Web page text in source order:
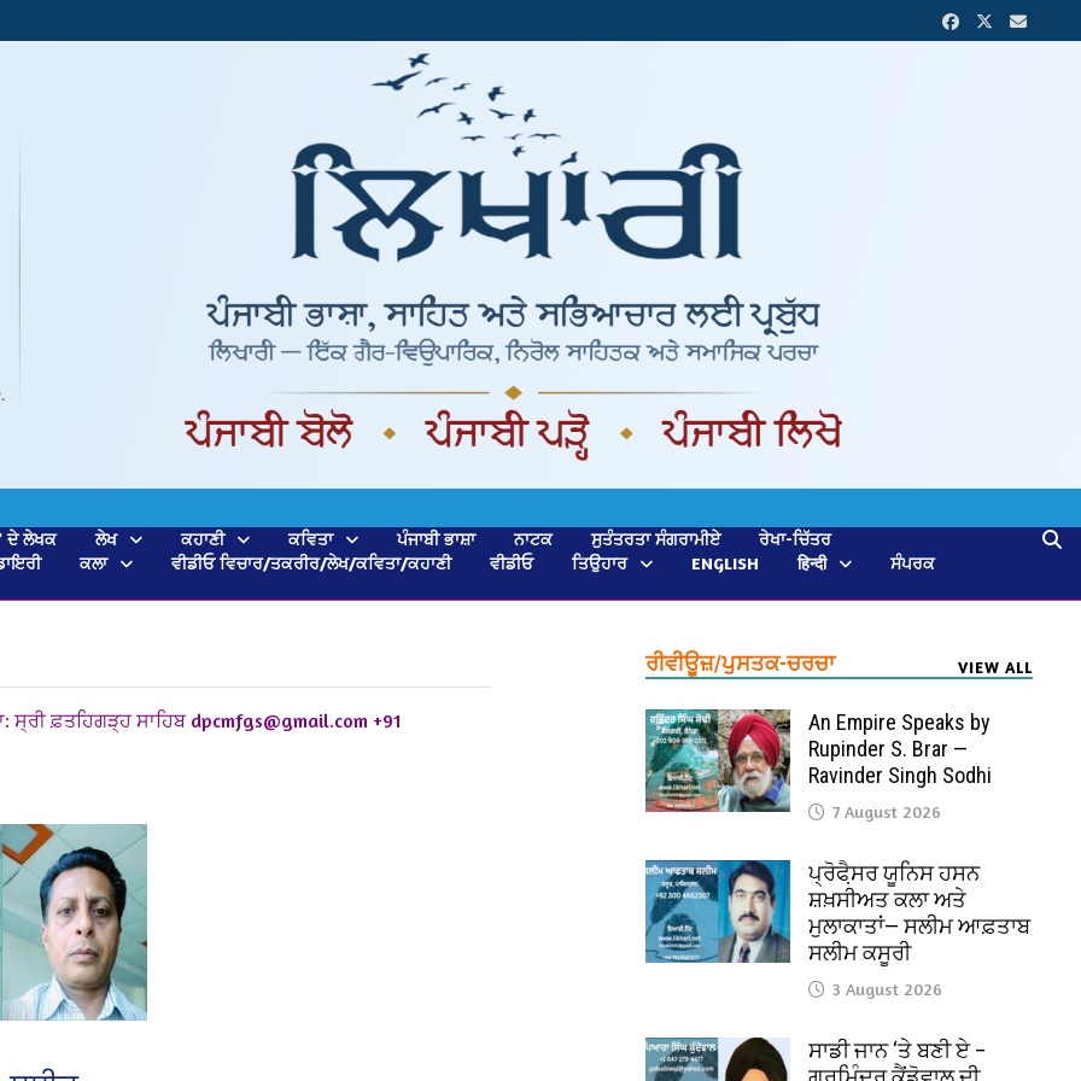
ਦੇ ਲੇਖਕ ਲੇਖ ਕਹਾਣੀ ਕਵਿਤਾ ਪੰਜਾਬੀ ਭਾਸ਼ਾ ਨਾਟਕ ਸੁਤੰਤਰਤਾ ਸੰਗਰਾਮੀਏ
ਰੇਖਾ-ਚਿੱਤਰ
ਕਲਾ ਵੀਡੀਓ ਵਿਚਾਰ/ਤਕਰੀਰ/ਲੇਖ/ਕਵਿਤਾ/ਕਹਾਣੀ ਵੀਡੀਓ ਤਿਉਹਾਰ ENGLISH हिन्दी
ਸੰਪਰਕ
ਸ੍ਰੀ ਫ਼ਤਹਿਗੜ੍ਹ ਸਾਹਿਬ dpcmfgs@gmail.com +91
ਰੀਵੀਊਜ਼/ਪੁਸਤਕ-ਚਰਚਾ VIEW ALL
An Empire Speaks by
Rupinder S. Brar —
Ravinder Singh Sodhi
7 August 2026
ਪ੍ਰੋਫੈ਼ਸਰ ਯੂਨਿਸ ਹਸਨ
ਸ਼ਖ਼ਸੀਅਤ ਕਲਾ ਅਤੇ
ਮੁਲਾਕਾਤਾਂ— ਸਲੀਮ ਆਫ਼ਤਾਬ
ਸਲੀਮ ਕਸੂਰੀ
3 August 2026
ਸਾਡੀ ਜਾਨ ‘ਤੇ ਬਣੀ ਏ –